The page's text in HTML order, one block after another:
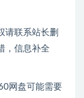
请联系站长删
，信息补全
网盘可能需要